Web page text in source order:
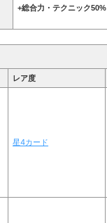
+総合力・テクニック50%
レア度
星4カード